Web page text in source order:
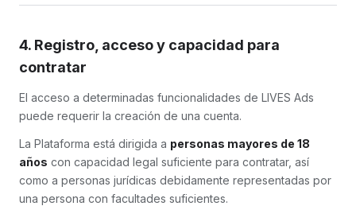
4. Registro, acceso y capacidad para
contratar
El acceso a determinadas funcionalidades de LIVES Ads
puede requerir la creación de una cuenta.
La Plataforma está dirigida a personas mayores de 18
años con capacidad legal suficiente para contratar, así
como a personas jurídicas debidamente representadas por
una persona con facultades suficientes.